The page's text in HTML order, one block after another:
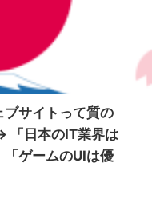
ブサイトって質の
「日本のIT業界は
ゲームのUIは優